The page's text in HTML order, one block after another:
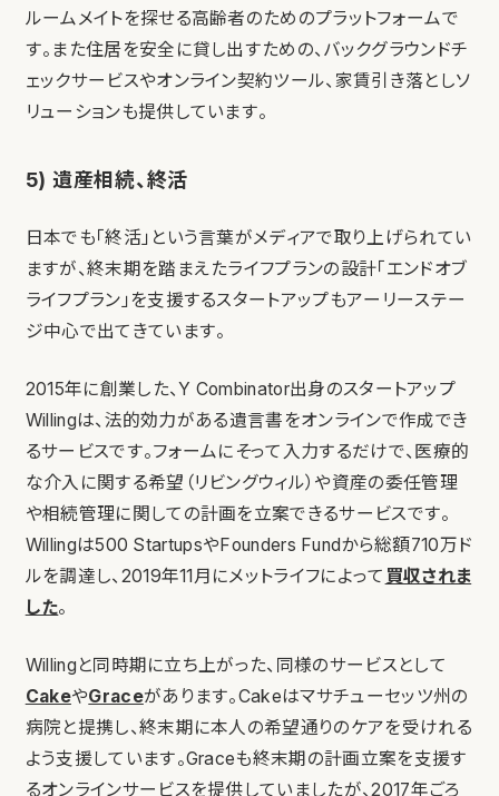
ルームメイトを探せる高齢者のためのプラットフォームで
す。また住居を安全に貸し出すための、バックグラウンドチ
ェックサービスやオンライン契約ツール、家賃引き落としソ
リューションも提供しています。
5) 遺産相続、終活
日本でも「終活」という言葉がメディアで取り上げられてい
ますが、終末期を踏まえたライフプランの設計「エンドオブ
ライフプラン」を支援するスタートアップもアーリーステー
ジ中心で出てきています。
2015年に創業した、Y Combinator出身のスタートアップ
Willingは、法的効力がある遺言書をオンラインで作成でき
るサービスです。フォームにそって入力するだけで、医療的
な介入に関する希望（リビングウィル）や資産の委任管理
や相続管理に関しての計画を立案できるサービスです。
Willingは500 StartupsやFounders Fundから総額710万ド
ルを調達し、2019年11月にメットライフによって 買収されま
した。
Willingと同時期に立ち上がった、同様のサービスとして
CakeやGraceがあります。Cakeはマサチューセッツ州の
病院と提携し、終末期に本人の希望通りのケアを受けれる
よう支援しています。Graceも終末期の計画立案を支援す
るオンラインサービスを提供していましたが、2017年ごろ